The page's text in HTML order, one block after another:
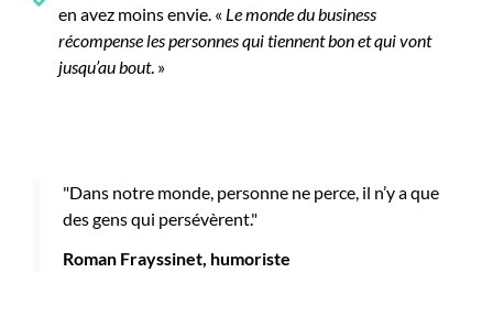
en avez moins envie. « Le monde du business
récompense les personnes qui tiennent bon et qui vont
jusqu’au bout. »
"Dans notre monde, personne ne perce, il n’y a que
des gens qui persévèrent."
Roman Frayssinet, humoriste